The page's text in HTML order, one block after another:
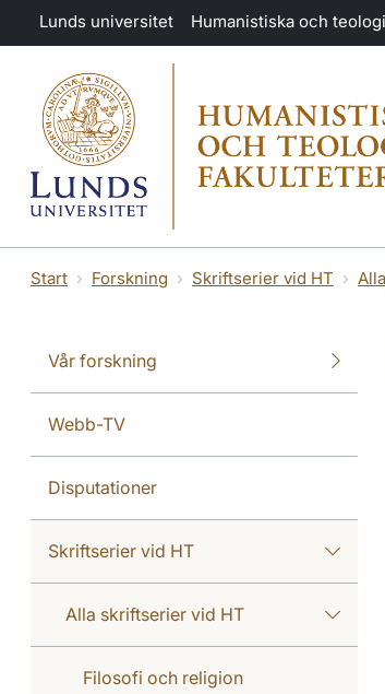
Hoppa till huvudinnehåll
Lunds universitet Humanistiska och
Start Forskning Skriftserier vid HT
Vår forskning
Webb-TV
Disputationer
Skriftserier vid HT
Alla skriftserier vid HT
Filosofi och religion